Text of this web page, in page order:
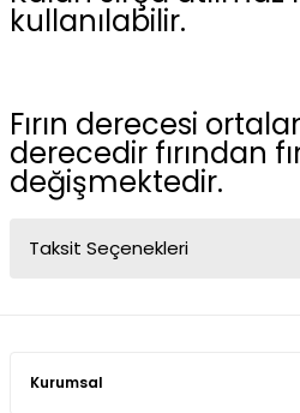
kullanılabilir.
Fırın derecesi
derecedir fırından
değişmektedir.
Taksit Seçenekleri
Kurumsal